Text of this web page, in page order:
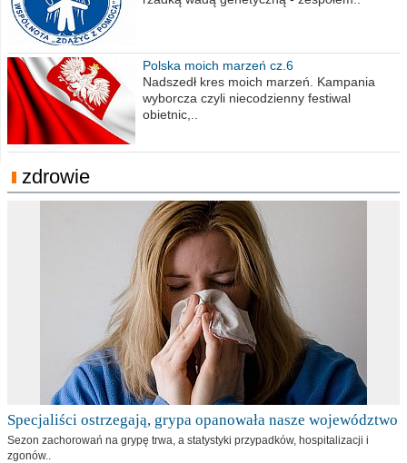
Polska moich marzeń cz.6
Nadszedł kres moich marzeń. Kampania
wyborcza czyli niecodzienny festiwal
obietnic,..
zdrowie
Specjaliści ostrzegają, grypa opanowała nasze województwo
Sezon zachorowań na grypę trwa, a statystyki przypadków, hospitalizacji i
zgonów..